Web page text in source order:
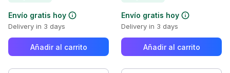
Envío gratis hoy
Delivery in 3 days
Añadir al carrito
Envío gratis hoy
Delivery in 3 days
Añadir al carrito